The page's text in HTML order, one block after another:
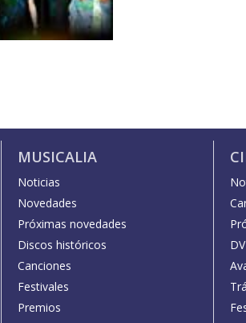
MUSICALIA
Noticias
Novedades
Próximas novedades
Discos históricos
Canciones
Festivales
Premios